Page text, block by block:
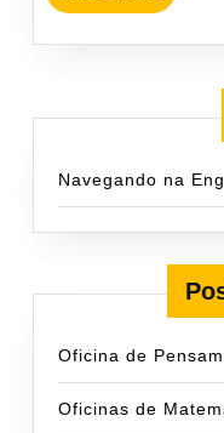
MORE
Navegando na
Oficina de
Oficinas de